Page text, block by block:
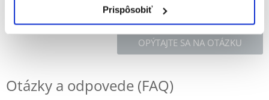
Prispôsobiť
OPÝTAJTE SA NA OTÁZKU
Otázky a odpovede (FAQ)